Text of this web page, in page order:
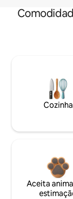
Cozinha
Aceita